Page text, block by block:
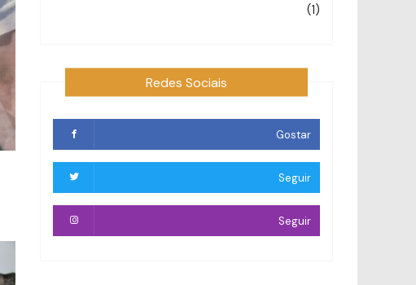
(1)
Redes Sociais
Gostar
Seguir
Seguir